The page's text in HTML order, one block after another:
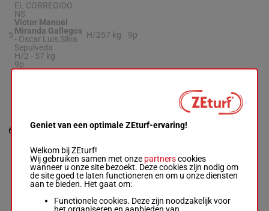
5
EL CORREGIDO
NS
Victor Manuel
Miranda Gallegos
- Oscar Luis Silva
Sepulveda
H/2 - 57 kg
9p
H/257 kg 9p
6
Cristobal
Sebastian
Box: 6 -H/3 -57
8p 7p
H/357 kg 8p 7p 6
FIVE DIRHAM
Joaquin
Geniet van een optimale ZEturf-ervaring!
Welkom bij ZEturf!
Wij gebruiken samen met onze partnerscookies
wanneer u onze site bezoekt. Deze cookies zijn nodig om
de site goed te laten functioneren en om u onze diensten
aan te bieden. Het gaat om:
Functionele cookies. Deze zijn noodzakelijk voor
het organiseren en aanbieden van